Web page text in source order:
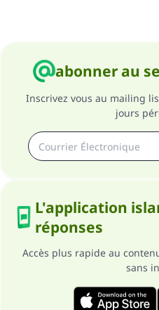
abonner au
Inscrivez vous au mailing
jours
L'application
réponses
Accès plus rapide au
sans